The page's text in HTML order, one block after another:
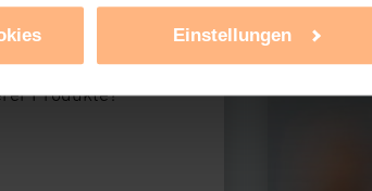
nicht notwendiger Cookies ablehnen
können dazu führen, dass
Einstellungen
Produkte?